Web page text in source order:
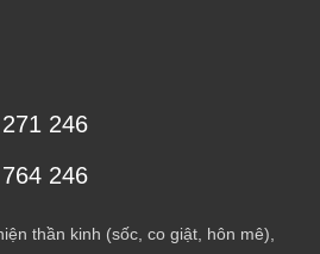
246
246
thần kinh (sốc, co giật, hôn mê),